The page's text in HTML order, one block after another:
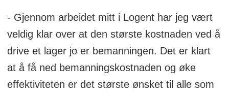
- Gjennom arbeidet mitt i Logent har jeg vært
veldig klar over at den største kostnaden ved å
drive et lager jo er bemanningen. Det er klart
at å få ned bemanningskostnaden og øke
effektiviteten er det største ønsket til alle som